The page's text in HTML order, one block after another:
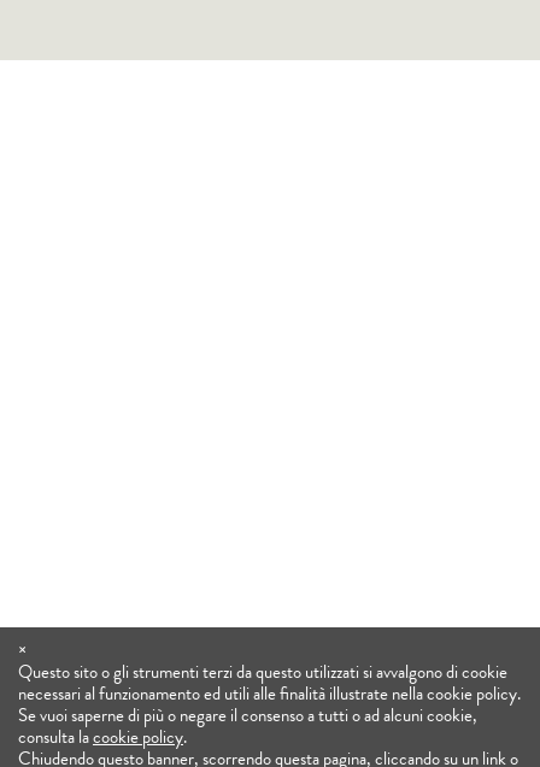
×
Questo sito o gli strumenti terzi da questo utilizzati si avvalgono di cookie
necessari al funzionamento ed utili alle finalità illustrate nella cookie policy.
Se vuoi saperne di più o negare il consenso a tutti o ad alcuni cookie,
consulta lacookie policy.
Chiudendo questo banner, scorrendo questa pagina, cliccando su un link o